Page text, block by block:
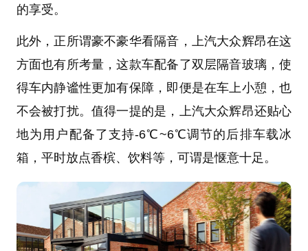
的享受。
此外，正所谓豪不豪华看隔音，上汽大众辉昂在这
方面也有所考量，这款车配备了双层隔音玻璃，使
得车内静谧性更加有保障，即便是在车上小憩，也
不会被打扰。值得一提的是，上汽大众辉昂还贴心
地为用户配备了支持-6℃~6℃调节的后排车载冰
箱，平时放点香槟、饮料等，可谓是惬意十足。